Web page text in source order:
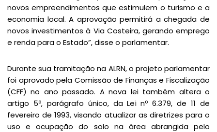
novos empreendimentos que estimulem o turismo e a
economia local. A aprovação permitirá a chegada de
novos investimentos à Via Costeira, gerando emprego
e renda para o Estado”, disse o parlamentar.
Durante sua tramitação na ALRN, o projeto parlamentar
foi aprovado pela Comissão de Finanças e Fiscalização
(CFF) no ano passado. A nova lei também altera o
artigo 5º, parágrafo único, da Lei nº 6.379, de 11 de
fevereiro de 1993, visando atualizar as diretrizes para o
uso e ocupação do solo na área abrangida pelo